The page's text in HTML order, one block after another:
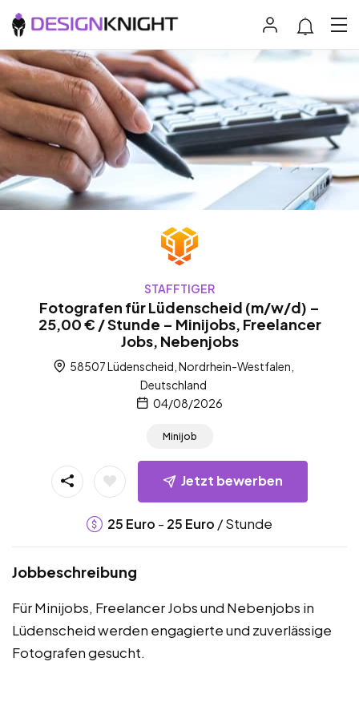
STAFFTIGER
Fotografen für Lüdenscheid (m/w/d) –
25,00 € / Stunde – Minijobs, Freelancer
Jobs, Nebenjobs
58507 Lüdenscheid, Nordrhein-Westfalen,
Deutschland
04/08/2026
Minijob
Jetzt bewerben
25 Euro - 25 Euro / Stunde
Jobbeschreibung
Für Minijobs, Freelancer Jobs und Nebenjobs in
Lüdenscheid werden engagierte und zuverlässige
Fotografen gesucht.